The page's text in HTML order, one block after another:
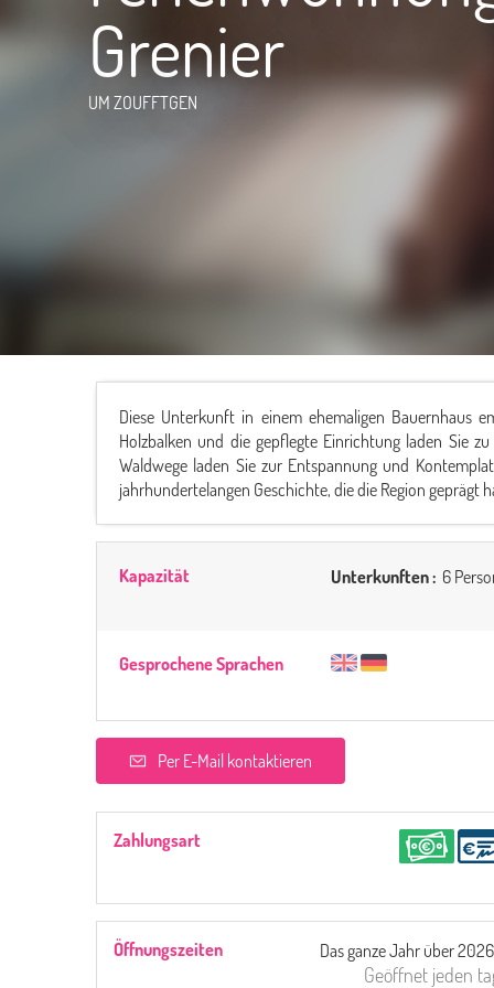
Grenier
UM ZOUFFTGEN
Diese Unterkunft in einem ehemaligen Bauernhaus
Holzbalken und die gepflegte Einrichtung laden Sie
Waldwege laden Sie zur Entspannung und
jahrhundertelangen Geschichte, die die Region geprägt
Kapazität Unterkunften : 6
Gesprochene Sprachen
Per E-Mail kontaktieren
Zahlungsart
Öffnungszeiten Das ganze Jahr über 2026
Geöffnet jeden